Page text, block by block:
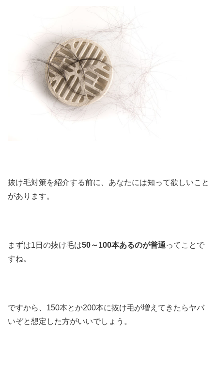
抜け毛対策を紹介する前に、あなたには知って欲しいこと
があります。
まずは1日の抜け毛は50～100本あるのが普通ってことで
すね。
ですから、150本とか200本に抜け毛が増えてきたらヤバ
いぞと想定した方がいいでしょう。